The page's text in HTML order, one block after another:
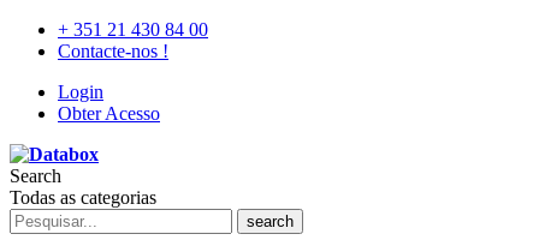
+ 351 21 430 84 00
Contacte-nos !
Login
Obter Acesso
Search
Todas as categorias
search